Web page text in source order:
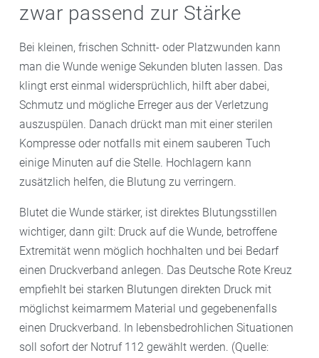
zwar passend zur Stärke
Bei kleinen, frischen Schnitt- oder Platzwunden kann
man die Wunde wenige Sekunden bluten lassen. Das
klingt erst einmal widersprüchlich, hilft aber dabei,
Schmutz und mögliche Erreger aus der Verletzung
auszuspülen. Danach drückt man mit einer sterilen
Kompresse oder notfalls mit einem sauberen Tuch
einige Minuten auf die Stelle. Hochlagern kann
zusätzlich helfen, die Blutung zu verringern.
Blutet die Wunde stärker, ist direktes Blutungsstillen
wichtiger, dann gilt: Druck auf die Wunde, betroffene
Extremität wenn möglich hochhalten und bei Bedarf
einen Druckverband anlegen. Das Deutsche Rote Kreuz
empfiehlt bei starken Blutungen direkten Druck mit
möglichst keimarmem Material und gegebenenfalls
einen Druckverband. In lebensbedrohlichen Situationen
soll sofort der Notruf 112 gewählt werden. (Quelle: